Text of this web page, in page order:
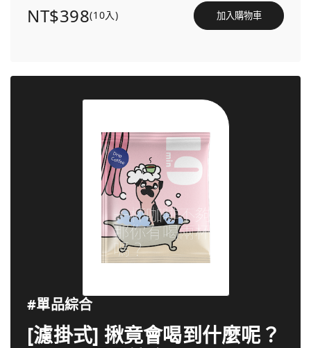
NT$398(10入) 加入購物車
#單品綜合
[濾掛式] 揪竟會喝到什麼呢？